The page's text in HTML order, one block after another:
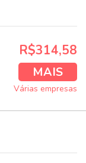
R$314,58
MAIS
Várias empresas